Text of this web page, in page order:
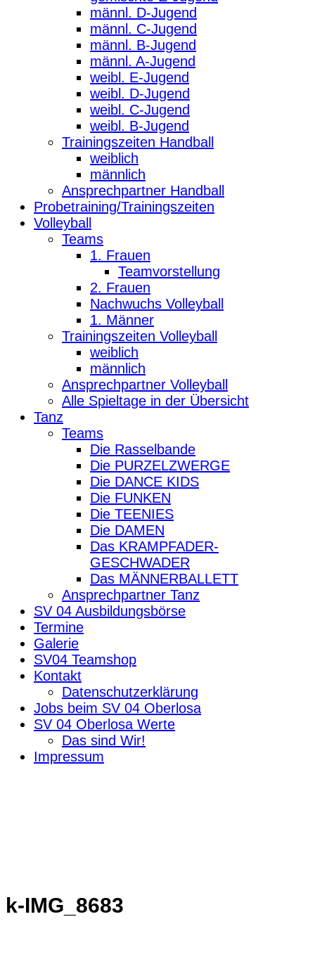
männl. D-Jugend
männl. C-Jugend
männl. B-Jugend
männl. A-Jugend
weibl. E-Jugend
weibl. D-Jugend
weibl. C-Jugend
weibl. B-Jugend
Trainingszeiten Handball
weiblich
männlich
Ansprechpartner Handball
Probetraining/Trainingszeiten
Volleyball
Teams
1. Frauen
Teamvorstellung
2. Frauen
Nachwuchs Volleyball
1. Männer
Trainingszeiten Volleyball
weiblich
männlich
Ansprechpartner Volleyball
Alle Spieltage in der Übersicht
Tanz
Teams
Die Rasselbande
Die PURZELZWERGE
Die DANCE KIDS
Die FUNKEN
Die TEENIES
Die DAMEN
Das KRAMPFADER-
GESCHWADER
Das MÄNNERBALLETT
Ansprechpartner Tanz
SV 04 Ausbildungsbörse
Termine
Galerie
SV04 Teamshop
Kontakt
Datenschutzerklärung
Jobs beim SV 04 Oberlosa
SV 04 Oberlosa Werte
Das sind Wir!
Impressum
k-IMG_8683